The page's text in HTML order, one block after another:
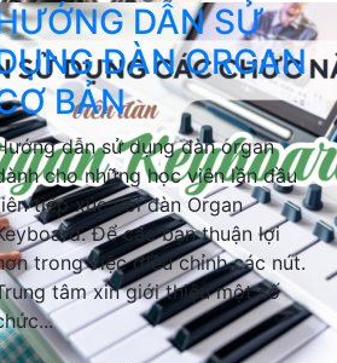
DẪN SỬ
ĐÀN ORGAN
BẢN
dẫn sử dụng đàn organ
cho những học viên lần đầu
tiếp xúc với đàn Organ
Để các bạn thuận lợi
trong việc điều chỉnh các nút.
tâm xin giới thiệu một số